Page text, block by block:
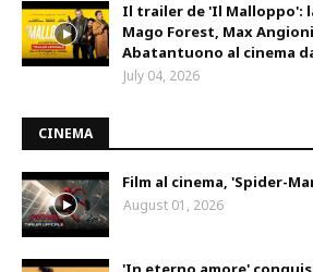
Il trailer de 'Il Malloppo':
Mago Forest, Max
Abatantuono al cinema
July 04, 2026
CINEMA
Film al cinema, 'Spider-
August 01, 2026